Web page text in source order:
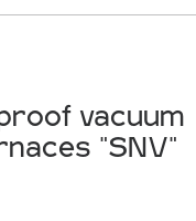
vacuum
"SNV"